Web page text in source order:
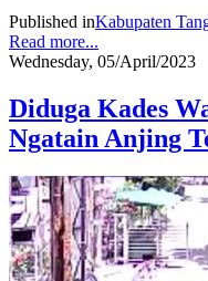
Published inKabupaten
Read more...
Wednesday, 05/April/2023
Diduga Kades
Ngatain Anjing